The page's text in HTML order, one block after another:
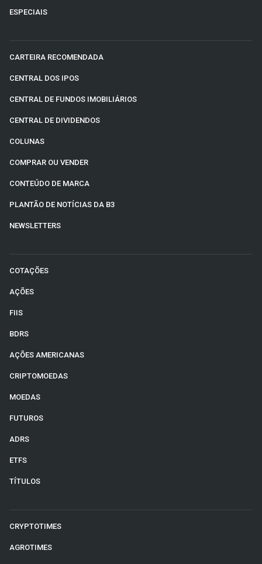
ESPECIAIS
CARTEIRA RECOMENDADA
CENTRAL DOS IPOS
CENTRAL DE FUNDOS IMOBILIÁRIOS
CENTRAL DE DIVIDENDOS
COLUNAS
COMPRAR OU VENDER
CONTEÚDO DE MARCA
PLANTÃO DE NOTÍCIAS DA B3
NEWSLETTERS
COTAÇÕES
AÇÕES
FIIS
BDRS
AÇÕES AMERICANAS
CRIPTOMOEDAS
MOEDAS
FUTUROS
ADRS
ETFS
TÍTULOS
CRYPTOTIMES
AGROTIMES